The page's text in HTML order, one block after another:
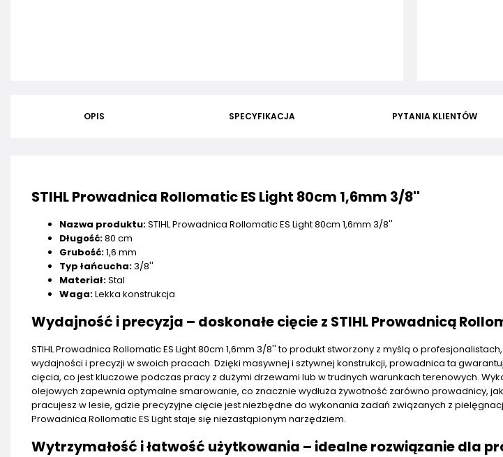
OPIS SPECYFIKACJA PYTANIA KLIENTÓW
STIHL Prowadnica Rollomatic ES Light 80cm 1,6mm 3/8''
Nazwa produktu:STIHL Prowadnica Rollomatic ES Light 80cm 1,6mm 3/8''
Długość:80 cm
Grubość:1,6 mm
Typ łańcucha:3/8''
Materiał:Stal
Waga:Lekka konstrukcja
Wydajność i precyzja – doskonałe cięcie z STIHL Prowadnicą
STIHL Prowadnica Rollomatic ES Light 80cm 1,6mm 3/8'' to produkt stworzony z myślą o
wydajności i precyzji w swoich pracach. Dzięki masywnej i sztywnej konstrukcji, prowadnica ta
cięcia, co jest kluczowe podczas pracy z dużymi drzewami lub w trudnych warunkach terenowych.
olejowych zapewnia optymalne smarowanie, co znacznie wydłuża żywotność zarówno prowadnicy,
pracujesz w lesie, gdzie precyzyjne cięcie jest niezbędne do wykonania zadań związanych z
Prowadnica Rollomatic ES Light staje się niezastąpionym narzędziem.
Wytrzymałość i łatwość użytkowania – idealne rozwiązanie dla